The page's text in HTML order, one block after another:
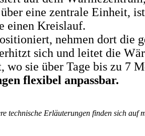
eine zentrale Einheit,
einen Kreislauf.
nehmen dort die
sich und leitet die
sie über Tage bis zu 7
flexibel anpassbar.
Erläuterungen finden sich auf